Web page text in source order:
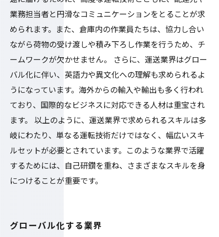
業務担当者と円滑なコミュニケーションをとることが求
められます。また、倉庫内の作業員たちは、協力し合い
ながら荷物の受け渡しや積み下ろし作業を行うため、チ
ームワークが欠かせません。 さらに、運送業界はグロー
バル化に伴い、英語力や異文化への理解も求められるよ
うになっています。海外からの輸入や輸出も多く行われ
ており、国際的なビジネスに対応できる人材は重宝され
ます。 以上のように、運送業界で求められるスキルは多
岐にわたり、単なる運転技術だけではなく、幅広いスキ
ルセットが必要とされています。このような業界で活躍
するためには、自己研鑽を重ね、さまざまなスキルを身
につけることが重要です。
グローバル化する業界